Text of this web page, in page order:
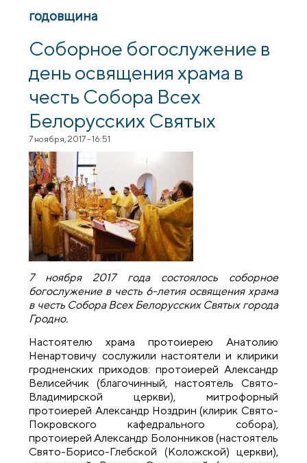
годовщина
Соборное богослужение в
день освящения храма в
честь Собора Всех
Белорусских Святых
7 ноября, 2017 - 16:51
7 ноября 2017 года состоялось соборное
богослужение в честь 6-летия освящения храма
в честь Собора Всех Белорусских Святых города
Гродно.
Настоятелю храма протоиерею Анатолию
Ненартовичу сослужили настоятели и клирики
гродненских приходов: протоиерей Александр
Велисейчик (благочинный, настоятель Свято-
Владимирской церкви), митрофорный
протоиерей Александр Ноздрин (клирик Свято-
Покровского кафедрального собора),
протоиерей Александр Болонников (настоятель
Свято-Борисо-Глебской (Коложской) церкви),